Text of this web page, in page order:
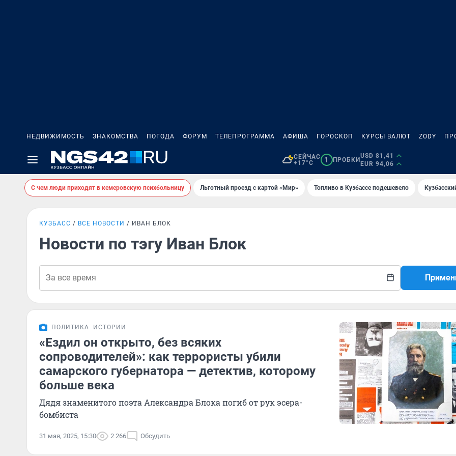
НЕДВИЖИМОСТЬ ЗНАКОМСТВА ПОГОДА ФОРУМ ТЕЛЕПРОГРАММА АФИША ГОРОСКОП КУРСЫ ВАЛЮТ ZODY
СЕЙЧАС
+17°C
1 ПРОБКИ
USD 81,41
EUR 94,06
С чем люди приходят в кемеровскую психбольницу Льготный проезд с картой «Мир» Топливо в Кузбассе подешевело
КУЗБАСС ВСЕ НОВОСТИ ИВАН БЛОК
Новости по тэгу Иван Блок
ПОЛИТИКА ИСТОРИИ
«Ездил он открыто, без всяких
сопроводителей»: как террористы убили
самарского губернатора — детектив, которому
больше века
Дядя знаменитого поэта Александра Блока погиб от рук эсера-
бомбиста
31 мая, 2025, 15:30 2 266 Обсудить